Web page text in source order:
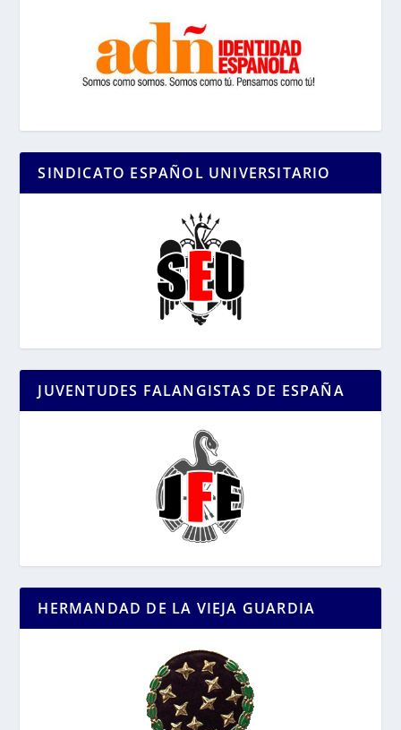
SINDICATO ESPAÑOL UNIVERSITARIO
JUVENTUDES FALANGISTAS DE ESPAÑA
HERMANDAD DE LA VIEJA GUARDIA